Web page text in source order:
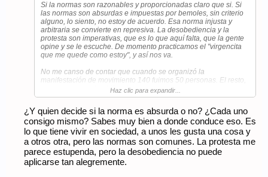
Si la normas son razonables y proporcionadas claro que si. Si
las normas son absurdas e impuestas por bemoles, sin criterio
alguno, lo siento, no estoy de acuerdo. Esa norma injusta y
arbitraria se convierte en represiva. La desobediencia y la
protesta son imperativas, que es lo que aquí falta, que la gente
opine y se le escuche. De momento practicamos el "virgencita
que me quede como estoy", y así nos va.
No me canso de contar que cuando se organizó la
manifestación de movimiento 140 fuimos 50 personas. El resto,
en su casa viendo el fúrgol.Haz clic para expandir...
¿Y quien decide si la norma es absurda o no? ¿Cada uno
consigo mismo? Sabes muy bien a donde conduce eso. Es
lo que tiene vivir en sociedad, a unos les gusta una cosa y
a otros otra, pero las normas son comunes. La protesta me
parece estupenda, pero la desobediencia no puede
aplicarse tan alegremente.